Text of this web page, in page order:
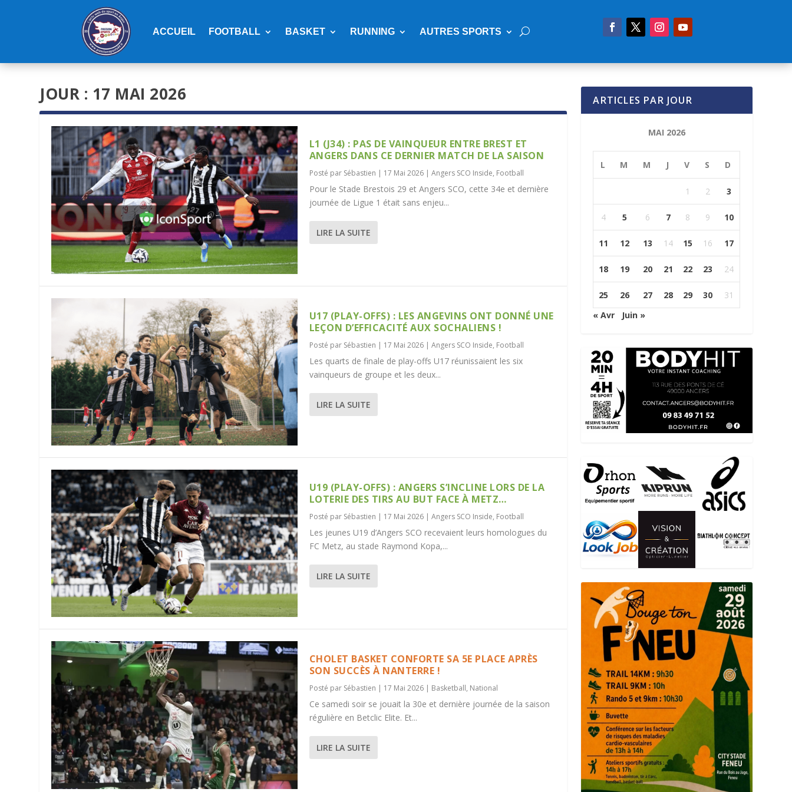
ACCUEIL FOOTBALL BASKET RUNNING AUTRES SPORTS
JOUR : 17 MAI 2026
L1 (J34) : PAS DE VAINQUEUR ENTRE BREST ET
ANGERS DANS CE DERNIER MATCH DE LA SAISON
Posté par Sébastien | 17 Mai 2026| Angers SCO Inside, Football
Pour le Stade Brestois 29 et Angers SCO, cette 34e et dernière
journée de Ligue 1 était sans enjeu...
LIRE LA SUITE
U17 (PLAY-OFFS) : LES ANGEVINS ONT DONNÉ UNE
LEÇON D’EFFICACITÉ AUX SOCHALIENS !
Posté par Sébastien | 17 Mai 2026| Angers SCO Inside, Football
Les quarts de finale de play-offs U17 réunissaient les six
vainqueurs de groupe et les deux...
LIRE LA SUITE
U19 (PLAY-OFFS) : ANGERS S’INCLINE LORS DE LA
LOTERIE DES TIRS AU BUT FACE À METZ…
Posté par Sébastien | 17 Mai 2026| Angers SCO Inside, Football
Les jeunes U19 d’Angers SCO recevaient leurs homologues du
FC Metz, au stade Raymond Kopa,...
LIRE LA SUITE
CHOLET BASKET CONFORTE SA 5E PLACE APRÈS
SON SUCCÈS À NANTERRE !
Posté par Sébastien 17 Mai 2026| Basketball, National
Ce samedi soir se jouait la 30e et dernière journée de la saison
régulière en Betclic Elite. Et...
LIRE LA SUITE
ARTICLES PAR JOUR
MAI 2026
L M M J V S D
1 2 3
4 5 6 7 8 9 10
11 12 13 14 15 16 17
18 19 20 21 22 23 24
25 26 27 28 29 30
31
« Avr
Juin »